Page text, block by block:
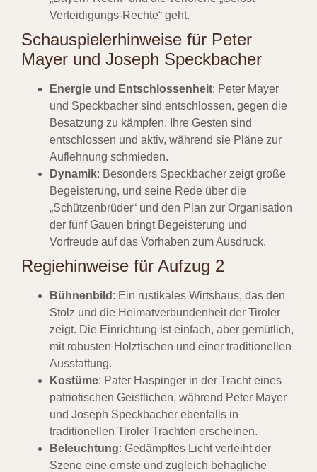
Verteidigungs-Rechte“ geht.
Schauspielerhinweise für Peter
Mayer und Joseph Speckbacher
Energie und Entschlossenheit: Peter Mayer
und Speckbacher sind entschlossen, gegen die
Besatzung zu kämpfen. Ihre Gesten sind
entschlossen und aktiv, während sie Pläne zur
Auflehnung schmieden.
Dynamik: Besonders Speckbacher zeigt große
Begeisterung, und seine Rede über die
„Schützenbrüder“ und den Plan zur Organisation
der fünf Gauen bringt Begeisterung und
Vorfreude auf das Vorhaben zum Ausdruck.
Regiehinweise für Aufzug 2
Bühnenbild : Ein rustikales Wirtshaus, das den
Stolz und die Heimatverbundenheit der Tiroler
zeigt. Die Einrichtung ist einfach, aber gemütlich,
mit robusten Holztischen und einer traditionellen
Ausstattung.
Kostüme: Pater Haspinger in der Tracht eines
patriotischen Geistlichen, während Peter Mayer
und Joseph Speckbacher ebenfalls in
traditionellen Tiroler Trachten erscheinen.
Beleuchtung: Gedämpftes Licht verleiht der
Szene eine ernste und zugleich behagliche